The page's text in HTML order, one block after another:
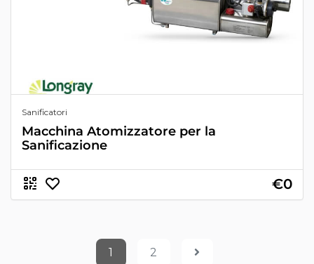
Sanificatori
Macchina Atomizzatore per la
Sanificazione
€0
1 2